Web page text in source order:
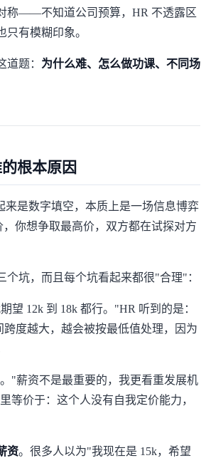
称——不知道公司预算，HR 不透露区
只有模糊印象。
题： 为什么难、怎么做功课、不同场
根本原因
来是数字填空，本质上是一场信息博弈
，你想争取最高价，双方都在试探对方
个坑，而且每个坑看起来都很"合理"：
望 12k 到 18k 都行。"HR 听到的是：
跨度越大，越会被按最低值处理，因为
。"薪资不是最重要的，我更看重发展机
等价于：这个人没有自我定价能力，
资。很多人以为"我现在是 15k，希望